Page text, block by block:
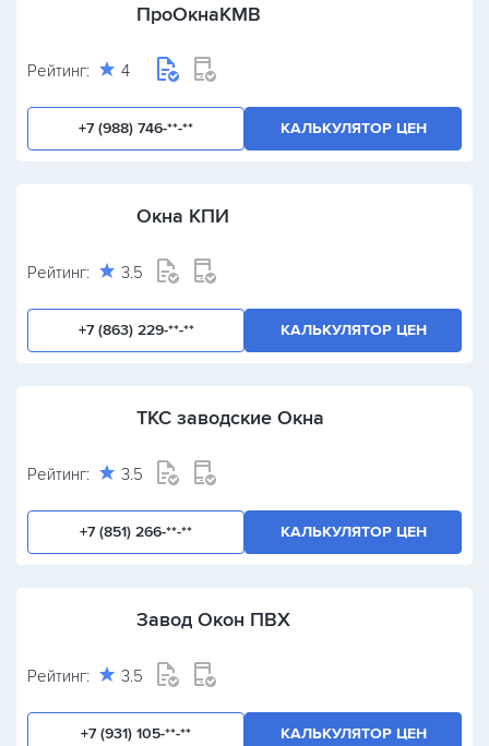
ПроОкнаКМВ
Рейтинг: 4
+7 (988) 746-**-** КАЛЬКУЛЯТОР ЦЕН
Окна КПИ
Рейтинг: 3.5
+7 (863) 229-**-** КАЛЬКУЛЯТОР ЦЕН
ТКС заводские Окна
Рейтинг: 3.5
+7 (851) 266-**-** КАЛЬКУЛЯТОР ЦЕН
Завод Окон ПВХ
Рейтинг: 3.5
+7 (931) 105-**-** КАЛЬКУЛЯТОР ЦЕН